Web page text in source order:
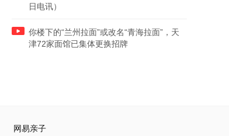
日电讯）
你楼下的“兰州拉面”或改名“青海拉面”，天
津72家面馆已集体更换招牌
网易亲子